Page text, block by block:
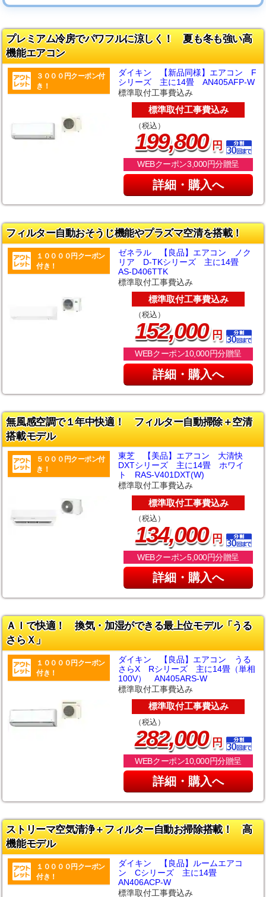
プレミアム冷房でパワフルに涼しく！ 夏も冬も強い高
機能エアコン
３０００円クーポン付
き！
ダイキン 【新品同様】エアコン F
シリーズ 主に14畳 AN405AFP-W
標準取付工事費込み
標準取付工事費込み
（税込）
199,800円
WEBクーポン3,000円分贈呈
詳細・購入へ
フィルター自動おそうじ機能やプラズマ空清を搭載！
１００００円クーポン
付き！
ゼネラル 【良品】エアコン ノク
リア D-TKシリーズ 主に14畳
AS-D406TTK
標準取付工事費込み
標準取付工事費込み
（税込）
152,000円
WEBクーポン10,000円分贈呈
詳細・購入へ
無風感空調で１年中快適！ フィルター自動掃除＋空清
搭載モデル
５０００円クーポン付
き！
東芝 【美品】エアコン 大清快
DXTシリーズ 主に14畳 ホワイ
ト RAS-V401DXT(W)
標準取付工事費込み
標準取付工事費込み
（税込）
134,000円
WEBクーポン5,000円分贈呈
詳細・購入へ
ＡＩで快適！ 換気・加湿ができる最上位モデル「うる
さらＸ」
１００００円クーポン
付き！
ダイキン 【良品】エアコン うる
さらX Rシリーズ 主に14畳（単相
100V） AN405ARS-W
標準取付工事費込み
標準取付工事費込み
（税込）
282,000円
WEBクーポン10,000円分贈呈
詳細・購入へ
ストリーマ空気清浄＋フィルター自動お掃除搭載！ 高
機能モデル
１００００円クーポン
付き！
ダイキン 【良品】ルームエアコ
ン Cシリーズ 主に14畳
AN406ACP-W
標準取付工事費込み